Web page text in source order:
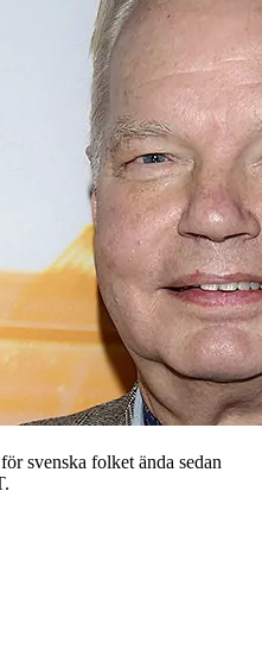
svenska folket ända sedan